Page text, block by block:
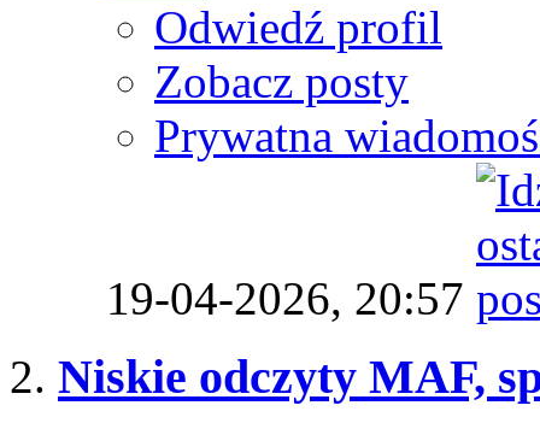
Odwiedź profil
Zobacz posty
Prywatna
19-04-2026, 20:57
Niskie odczyty MAF,